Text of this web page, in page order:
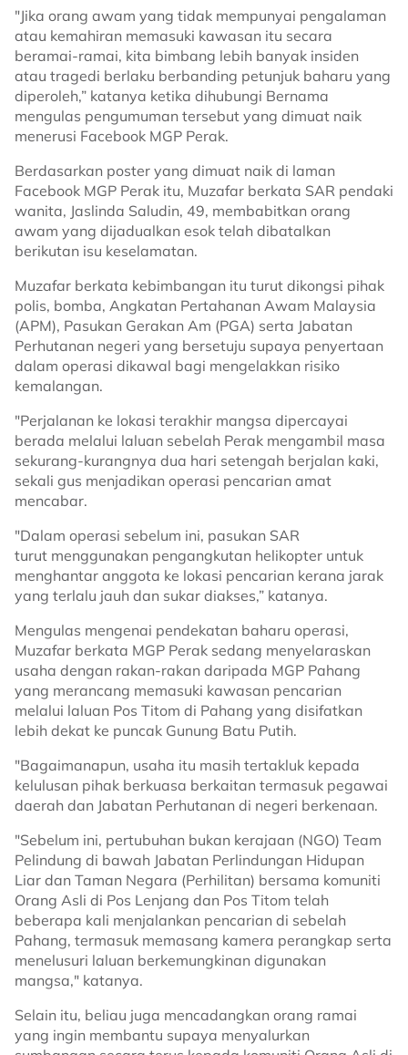
"Jika orang awam yang tidak mempunyai pengalaman
atau kemahiran memasuki kawasan itu secara
beramai-ramai, kita bimbang lebih banyak insiden
atau tragedi berlaku berbanding petunjuk baharu yang
diperoleh,” katanya ketika dihubungi Bernama
mengulas pengumuman tersebut yang dimuat naik
menerusi Facebook MGP Perak.
Berdasarkan poster yang dimuat naik di laman
Facebook MGP Perak itu, Muzafar berkata SAR pendaki
wanita, Jaslinda Saludin, 49, membabitkan orang
awam yang dijadualkan esok telah dibatalkan
berikutan isu keselamatan.
Muzafar berkata kebimbangan itu turut dikongsi pihak
polis, bomba, Angkatan Pertahanan Awam Malaysia
(APM), Pasukan Gerakan Am (PGA) serta Jabatan
Perhutanan negeri yang bersetuju supaya penyertaan
dalam operasi dikawal bagi mengelakkan risiko
kemalangan.
"Perjalanan ke lokasi terakhir mangsa dipercayai
berada melalui laluan sebelah Perak mengambil masa
sekurang-kurangnya dua hari setengah berjalan kaki,
sekali gus menjadikan operasi pencarian amat
mencabar.
"Dalam operasi sebelum ini, pasukan SAR
turut menggunakan pengangkutan helikopter untuk
menghantar anggota ke lokasi pencarian kerana jarak
yang terlalu jauh dan sukar diakses,” katanya.
Mengulas mengenai pendekatan baharu operasi,
Muzafar berkata MGP Perak sedang menyelaraskan
usaha dengan rakan-rakan daripada MGP Pahang
yang merancang memasuki kawasan pencarian
melalui laluan Pos Titom di Pahang yang disifatkan
lebih dekat ke puncak Gunung Batu Putih.
"Bagaimanapun, usaha itu masih tertakluk kepada
kelulusan pihak berkuasa berkaitan termasuk pegawai
daerah dan Jabatan Perhutanan di negeri berkenaan.
"Sebelum ini, pertubuhan bukan kerajaan (NGO) Team
Pelindung di bawah Jabatan Perlindungan Hidupan
Liar dan Taman Negara (Perhilitan) bersama komuniti
Orang Asli di Pos Lenjang dan Pos Titom telah
beberapa kali menjalankan pencarian di sebelah
Pahang, termasuk memasang kamera perangkap serta
menelusuri laluan berkemungkinan digunakan
mangsa," katanya.
Selain itu, beliau juga mencadangkan orang ramai
yang ingin membantu supaya menyalurkan